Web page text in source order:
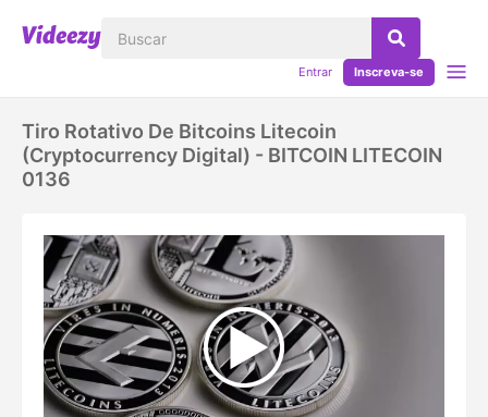
Entrar Inscreva-se
Tiro Rotativo De Bitcoins Litecoin
(cryptocurrency Digital) - BITCOIN LITECOIN
0136